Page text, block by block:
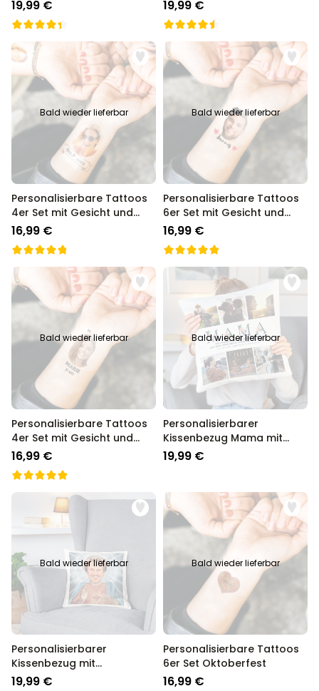
19,99 € 19,99 €
Bald wieder lieferbar
Personalisierbare Tattoos
4er Set mit Gesicht und
Banner
16,99 €
Bald wieder lieferbar
Personalisierbare Tattoos
6er Set mit Gesicht und
Text
16,99 €
Bald wieder lieferbar
Personalisierbare Tattoos
4er Set mit Gesicht und
Text
16,99 €
Bald wieder lieferbar
Personalisierbarer
Kissenbezug Mama mit
Fotos und Text
19,99 €
Bald wieder lieferbar
Personalisierbarer
Kissenbezug mit
Heiligenschein und Gesicht
19,99 €
Bald wieder lieferbar
Personalisierbare Tattoos
6er Set Oktoberfest
16,99 €